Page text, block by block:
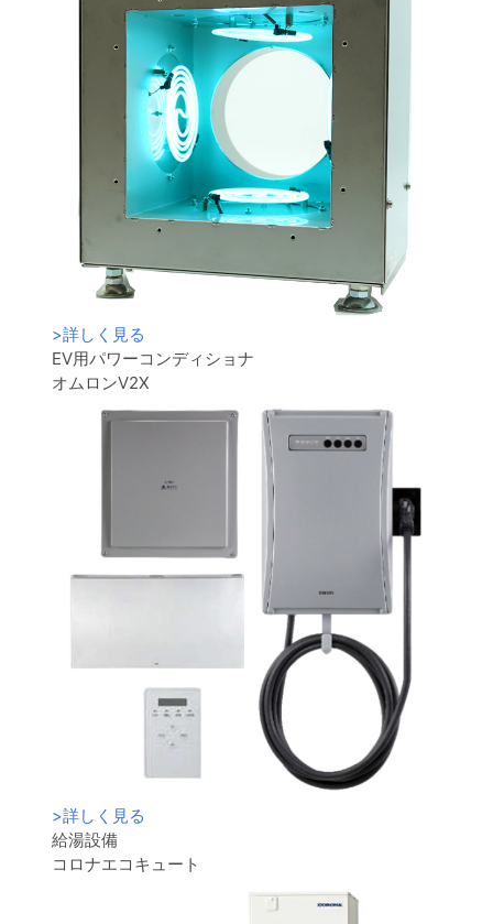
>詳しく見る
EV用パワーコンディショナ
オムロンV2X
>詳しく見る
給湯設備
コロナエコキュート